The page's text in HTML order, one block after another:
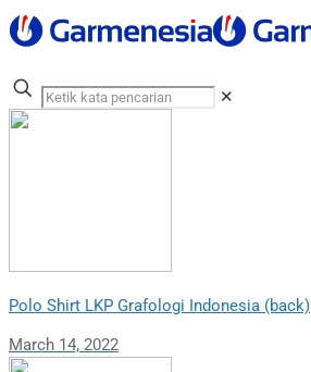
✕
Polo Shirt LKP Grafologi Indonesia (back)
March 14, 2022